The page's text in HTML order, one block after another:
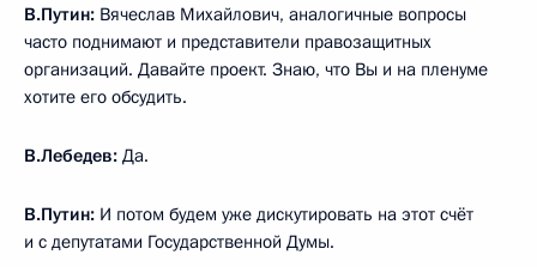
В.Путин: Вячеслав Михайлович, аналогичные вопросы
часто поднимают и представители правозащитных
организаций. Давайте проект. Знаю, что Вы и на пленуме
хотите его обсудить.
В.Лебедев: Да.
В.Путин: И потом будем уже дискутировать на этот счёт
и с депутатами Государственной Думы.